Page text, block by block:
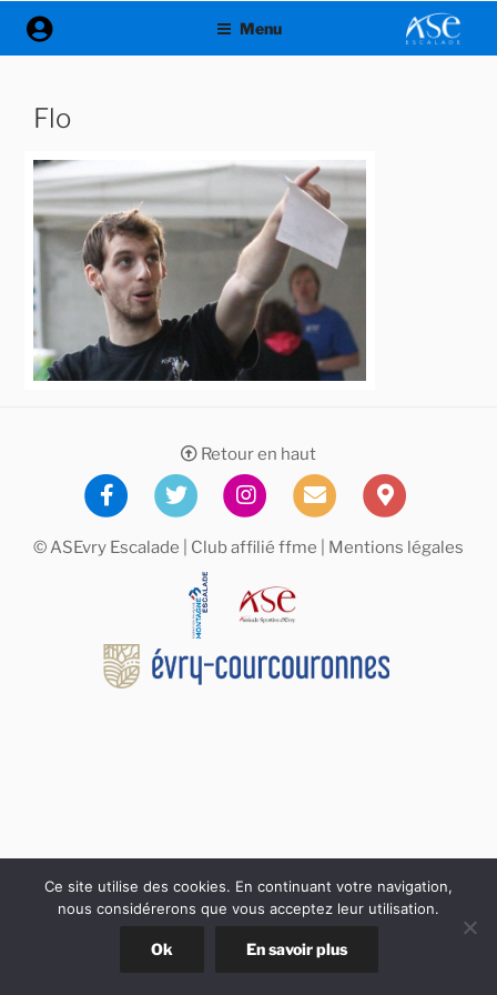
Aller
Menu
Flo
Retour en haut
© ASEvry Escalade | Club affilié ffme Mentions légales
Ce site utilise des cookies. En continuant votre navigation,
nous considérerons que vous acceptez leur utilisation.
Ok En savoir plus